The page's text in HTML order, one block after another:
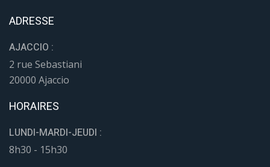
ADRESSE
AJACCIO :
2 rue Sebastiani
20000 Ajaccio
HORAIRES
LUNDI-MARDI-JEUDI :
8h30 - 15h30